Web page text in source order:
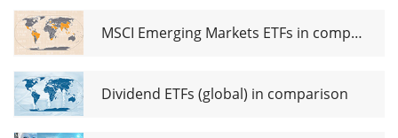
MSCI Emerging Markets ETFs in comparison
Dividend ETFs (global) in comparison